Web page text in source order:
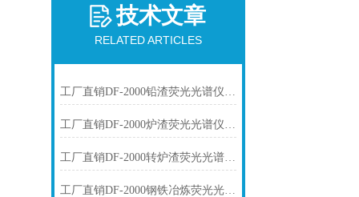
技术文章
RELATED ARTICLES
工厂直销DF-2000铅渣荧光光谱仪技术参数
工厂直销DF-2000炉渣荧光光谱仪技术参数
工厂直销DF-2000转炉渣荧光光谱仪技术参数
工厂直销DF-2000钢铁冶炼荧光光谱仪技术参数